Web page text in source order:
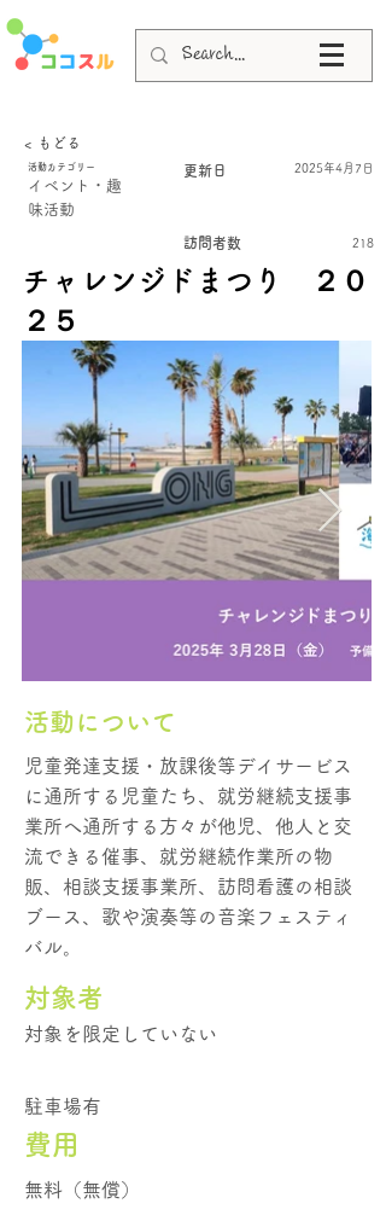
< もどる
活動カテゴリー
イベント・趣
味活動
更新日 2025年4月7日
訪問者数 218
チャレンジドまつり ２０
２５
活動について
児童発達支援・放課後等デイサービス
に通所する児童たち、就労継続支援事
業所へ通所する方々が他児、他人と交
流できる催事、就労継続作業所の物
販、相談支援事業所、訪問看護の相談
ブース、歌や演奏等の音楽フェスティ
バル。
​対象者
対象を限定していない
駐車場有
費用
無料（無償）